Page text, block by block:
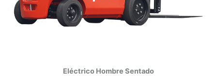
Eléctrico Hombre Sentado